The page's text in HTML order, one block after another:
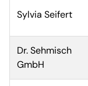
Sylvia Seifert
Dr. Sehmisch
GmbH